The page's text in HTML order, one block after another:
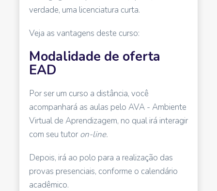
verdade, uma licenciatura curta.
Veja as vantagens deste curso:
Modalidade de oferta
EAD
Por ser um curso a distância, você
acompanhará as aulas pelo AVA - Ambiente
Virtual de Aprendizagem, no qual irá interagir
com seu tutor on-line.
Depois, irá ao polo para a realização das
provas presenciais, conforme o calendário
acadêmico.